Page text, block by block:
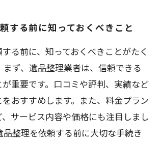
する前に知っておくべきこと
る前に、知っておくべきことがたく
まず、遺品整理業者は、信頼できる
重要です。口コミや評判、実績など
おすすめします。また、料金プラン
サービス内容や価格にも注目しまし
品整理を依頼する前に大切な手続き